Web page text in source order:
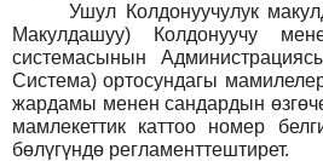
Ушул Колдонуучулук
Макулдашуу) Колдонуучу
системасынын
Система) ортосундагы
жардамы менен сандардын
мамлекеттик каттоо номер
бөлүгүндө регламенттештирет.